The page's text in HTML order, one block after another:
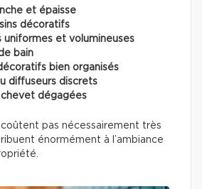
et épaisse
décoratifs
uniformes et volumineuses
bain
bien organisés
diffuseurs discrets
chevet dégagées
pas nécessairement très
énormément à l’ambiance